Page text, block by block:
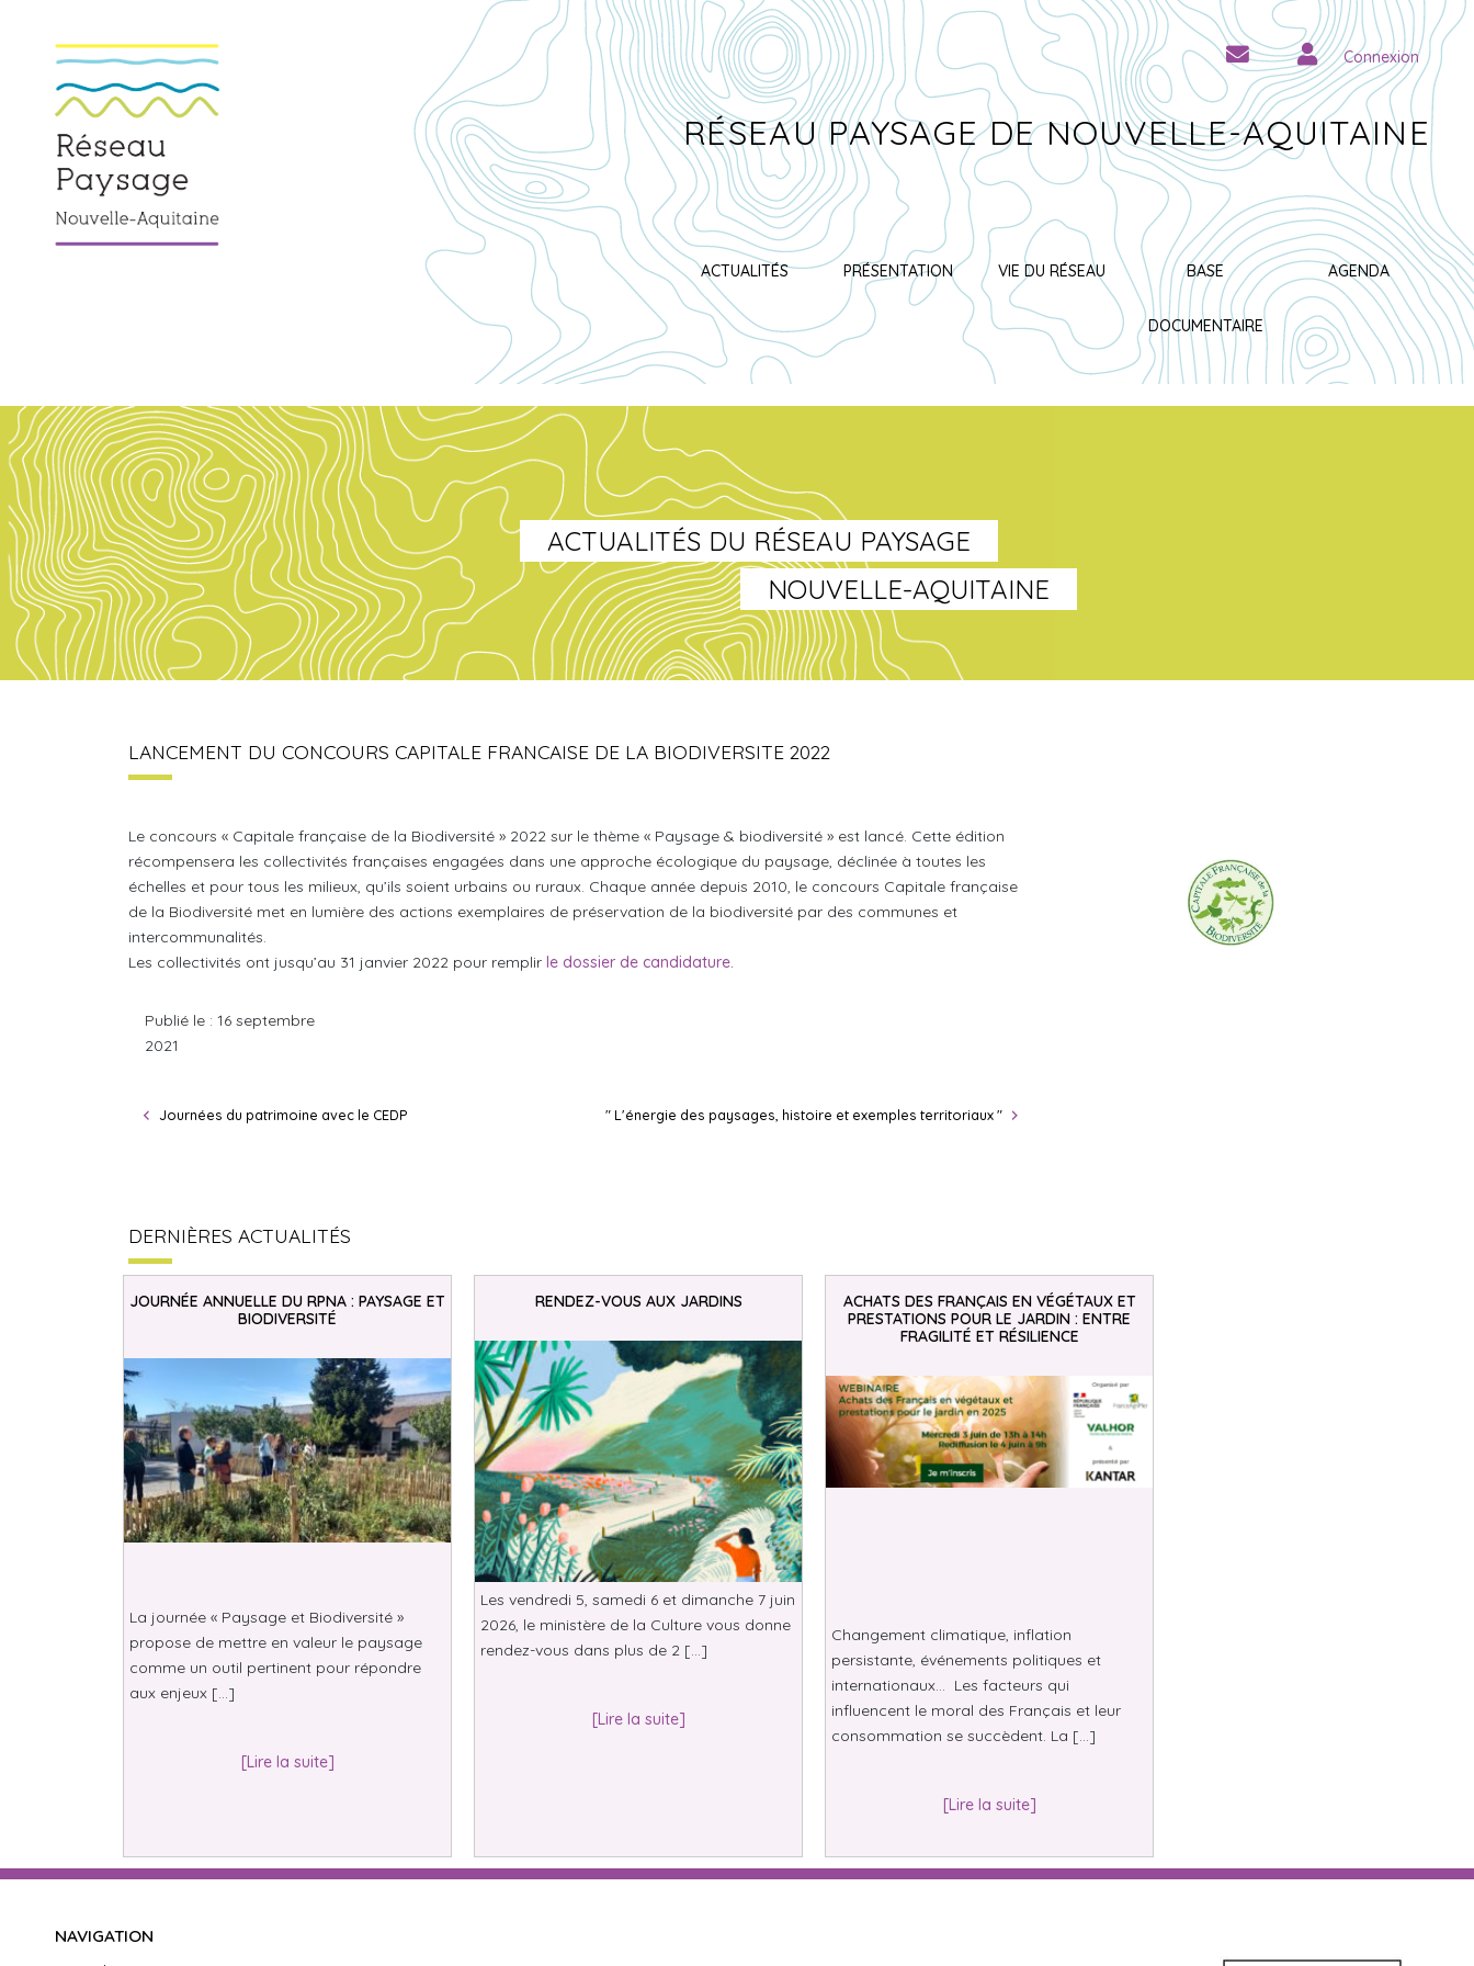
Connexion
RÉSEAU PAYSAGE DE NOUVELLE-AQUITAINE
ACTUALITÉS PRÉSENTATION VIE DU RÉSEAU BASE
DOCUMENTAIRE
AGENDA
ACTUALITÉS DU RÉSEAU PAYSAGE
NOUVELLE-AQUITAINE
LANCEMENT DU CONCOURS CAPITALE FRANCAISE DE LA BIODIVERSITE 2022
Le concours « Capitale française de la Biodiversité » 2022 sur le thème « Paysage & biodiversité » est lancé. Cette édition
récompensera les collectivités françaises engagées dans une approche écologique du paysage, déclinée à toutes les
échelles et pour tous les milieux, qu’ils soient urbains ou ruraux. Chaque année depuis 2010, le concours Capitale française
de la Biodiversité met en lumière des actions exemplaires de préservation de la biodiversité par des communes et
intercommunalités.
Les collectivités ont jusqu’au 31 janvier 2022 pour remplir le dossier de candidature.
Publié le : 16 septembre
2021
Journées du patrimoine avec le CEDP " L'énergie des paysages, histoire et exemples territoriaux "
DERNIÈRES ACTUALITÉS
JOURNÉE ANNUELLE DU RPNA : PAYSAGE ET
BIODIVERSITÉ
La journée « Paysage et Biodiversité »
propose de mettre en valeur le paysage
comme un outil pertinent pour répondre
aux enjeux […]
[Lire la suite]
RENDEZ-VOUS AUX JARDINS
Les vendredi 5, samedi 6 et dimanche 7 juin
2026, le ministère de la Culture vous donne
rendez-vous dans plus de 2 […]
[Lire la suite]
ACHATS DES FRANÇAIS EN VÉGÉTAUX ET
PRESTATIONS POUR LE JARDIN : ENTRE
FRAGILITÉ ET RÉSILIENCE
Changement climatique, inflation
persistante, événements politiques et
internationaux… Les facteurs qui
influencent le moral des Français et leur
consommation se succèdent. La […]
[Lire la suite]
NAVIGATION